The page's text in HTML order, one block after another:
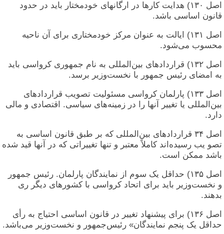
اصل ۱۳۰) هدایت کارها در ارگانهای خودمختار باید در حدود
قانون اساسی باشد.
اصل ۱۳۱) ایالت به عنوان مرکز خودمختاری برای آن ناحیه
محسوب می‌شود.
اصل ۱۳۲) قراردادهای بین‌المللی به نام جمهوری کرواسی باید
به امضای رئیس جمهور با نخست‌وزیر برسد.
اصل ۱۳۳) پارلمان کرواسی مسئولیت تصویب قراردادهای
بین‌المللی یا تغییر آنها را در زمینه‌های سیاسی. اقتصادی و مالی
دارد.
اصل ۳۴ قراردادهای بین‌المللی که بر طبق قانون اساسی به
تصو یب رسیده‌اند کاملاً معتبر و تنها تغییراتی که در آنها قید شده
باشد ممکن است.
اصل ۱۳۵) حداقل یک سوم از نمایندگان پارلمان. رئیس جمهور
و نخست‌وزیر باید برای اتحاد کرواسی با کشورهای دیگر ری
بدهند.
اصل ۱۳۶) برای پيشنهاد تغییر در قانون اساسی احتیاج به رأی
حداقل یک پنجم نمایندگان» رئیس‌جمهور و نخست‌وزیر می‌باشد.